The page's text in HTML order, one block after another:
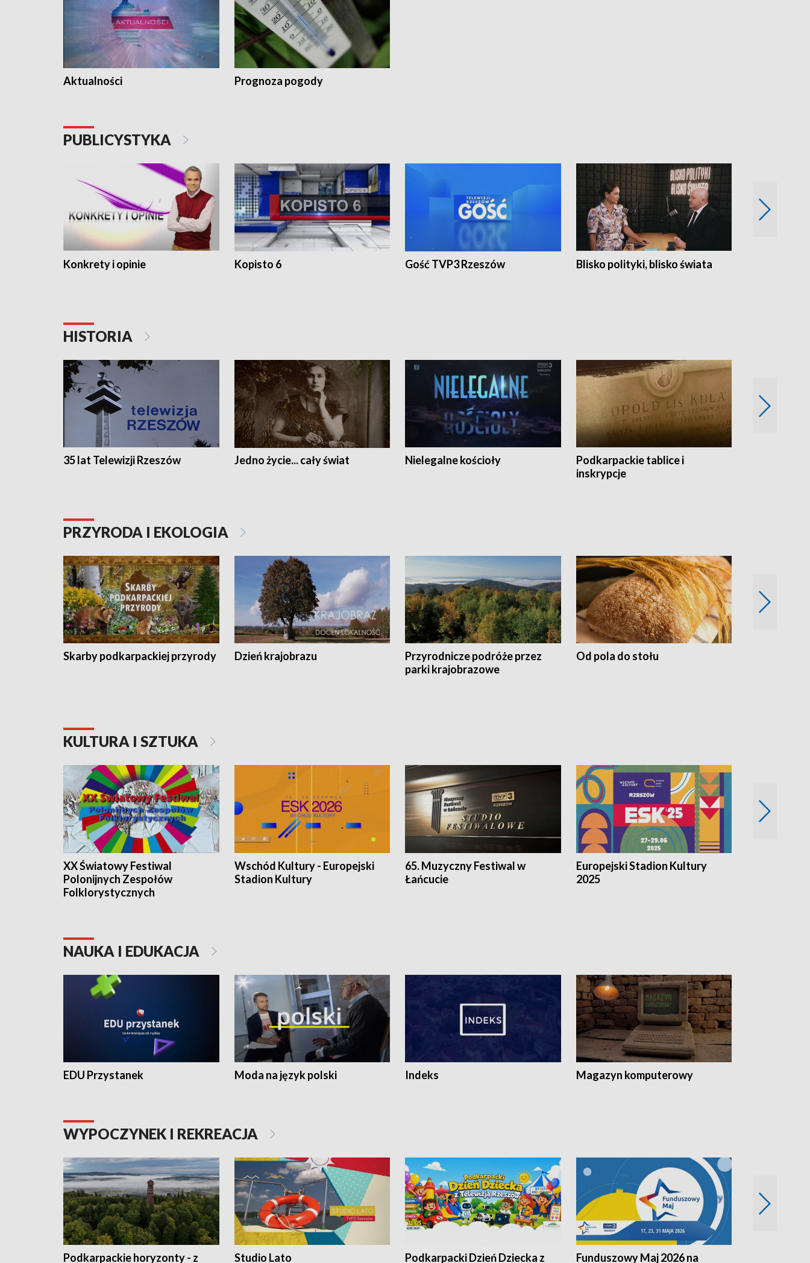
Aktualności Prognoza pogody
PUBLICYSTYKA
Konkrety i opinie Kopisto 6 Gość TVP3 Rzeszów Blisko polityki, blisko świata
HISTORIA
35 lat Telewizji Rzeszów Jedno życie... cały świat Nielegalne kościoły
Podkarpackie tablice i
inskrypcje
PRZYRODA I EKOLOGIA
Skarby podkarpackiej przyrody Dzień krajobrazu
Przyrodnicze podróże przez
parki krajobrazowe
Od pola do stołu
KULTURA I SZTUKA
XX Światowy Festiwal
Polonijnych Zespołów
Folklorystycznych
Wschód Kultury - Europejski
Stadion Kultury
65. Muzyczny Festiwal w
Łańcucie
Europejski Stadion Kultury
2025
NAUKA I EDUKACJA
EDU Przystanek Moda na język polski Indeks Magazyn komputerowy
WYPOCZYNEK I REKREACJA
Podkarpackie horyzonty - z Studio Lato Podkarpacki Dzień Dziecka z Funduszowy Maj 2026 na